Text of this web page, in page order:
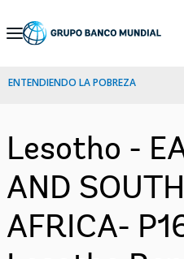
Skip
Navigation
ENTENDIENDO LA POBREZA
Lesotho -
AND
AFRICA-